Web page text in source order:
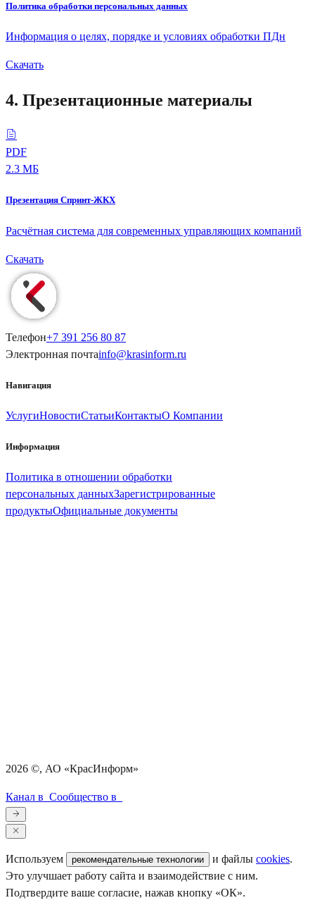
Политика обработки персональных данных
Информация о целях, порядке и условиях обработки ПДн
Скачать
4. Презентационные материалы
PDF
2.3 МБ
Презентация Спринт-ЖКХ
Расчётная система для современных управляющих компаний
Скачать
Телефон+7 391 256 80 87
Электронная почтаinfo@krasinform.ru
Навигация
УслугиНовостиСтатьиКонтактыО Компании
Информация
Политика в отношении обработки
персональных данныхЗарегистрированные
продуктыОфициальные документы
2026 ©, АО «КрасИнформ»
Канал в Сообщество в
Используем рекомендательные технологии и файлы cookies.
Это улучшает работу сайта и взаимодействие с ним.
Подтвердите ваше согласие, нажав кнопку «ОК».